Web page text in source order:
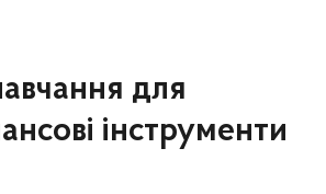
для
інструменти